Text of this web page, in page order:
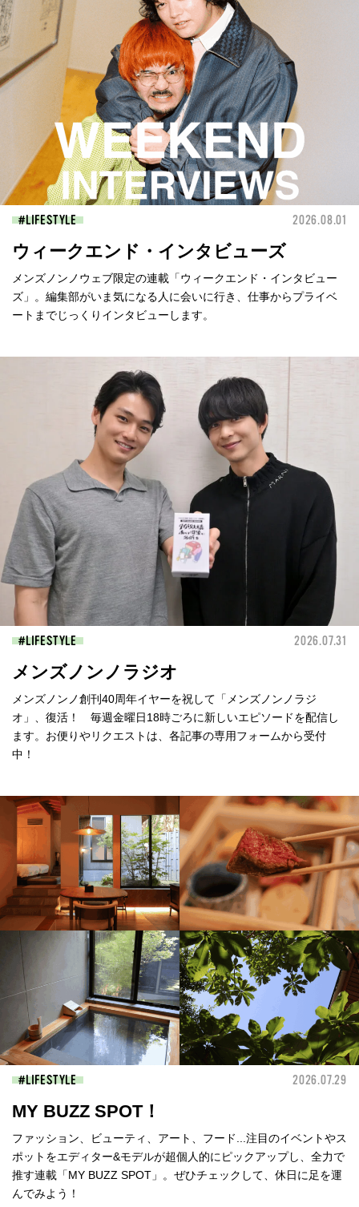
LIFESTYLE 2026.08.01
ウィークエンド・インタビューズ
メンズノンノウェブ限定の連載「ウィークエンド・インタビュー
ズ」。編集部がいま気になる人に会いに行き、仕事からプライベ
ートまでじっくりインタビューします。
LIFESTYLE 2026.07.31
メンズノンノラジオ
メンズノンノ創刊40周年イヤーを祝して「メンズノンノラジ
オ」、復活！ 毎週金曜日18時ごろに新しいエピソードを配信し
ます。お便りやリクエストは、各記事の専用フォームから受付
中！
LIFESTYLE 2026.07.29
MY BUZZ SPOT！
ファッション、ビューティ、アート、フード...注目のイベントやス
ポットをエディター&モデルが超個人的にピックアップし、全力で
推す連載「MY BUZZ SPOT」。ぜひチェックして、休日に足を運
んでみよう！